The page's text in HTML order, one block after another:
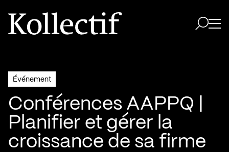
Aller à la page d'accueil
Logo Kollectif
Événement
Conférences AAPPQ |
Planifier et gérer la
croissance de sa firme